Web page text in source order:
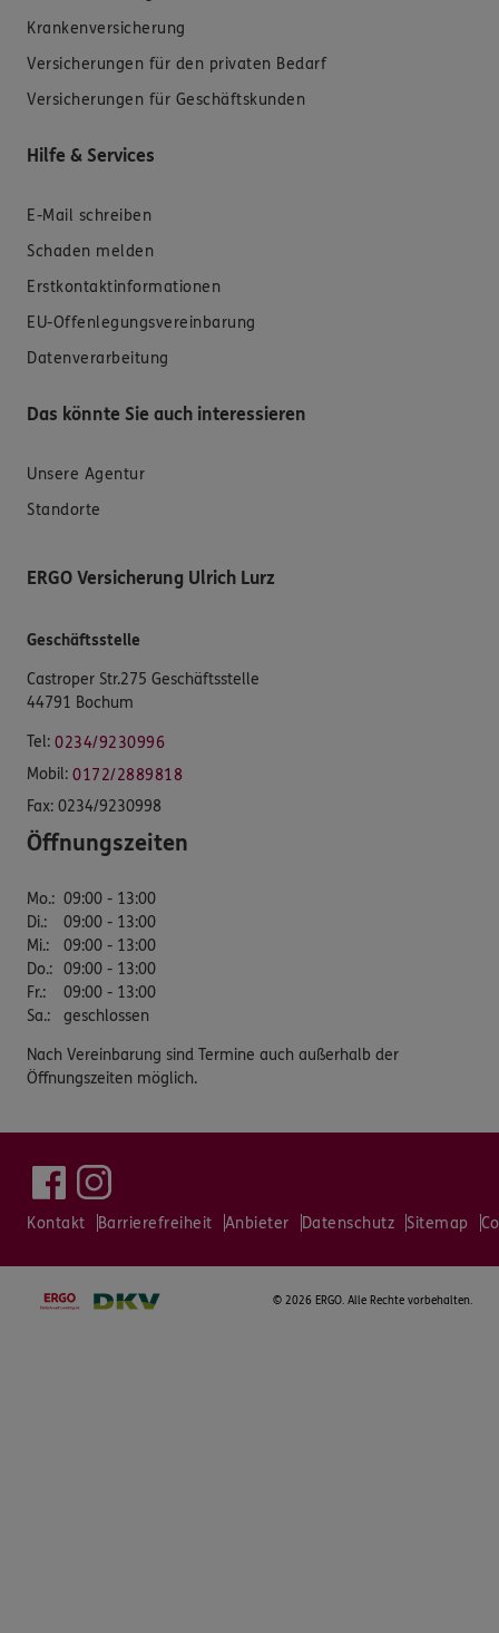
Krankenversicherung
Versicherungen für den privaten Bedarf
Versicherungen für Geschäftskunden
Hilfe & Services
E-Mail schreiben
Schaden melden
Erstkontaktinformationen
EU-Offenlegungsvereinbarung
Datenverarbeitung
Das könnte Sie auch interessieren
Unsere Agentur
Standorte
ERGO Versicherung Ulrich Lurz
Geschäftsstelle
Castroper Str.275 Geschäftsstelle
44791 Bochum
Tel: 0234/9230996
Mobil: 0172/2889818
Fax: 0234/9230998
Öffnungszeiten
Mo.: 09:00 - 13:00
Di.:
09:00 - 13:00
Mi.:
09:00 - 13:00
Do.: 09:00 - 13:00
Fr.:
09:00 - 13:00
Sa.: geschlossen
Nach Vereinbarung sind Termine auch außerhalb der
Öffnungszeiten möglich.
Kontakt Barrierefreiheit Anbieter Datenschutz Sitemap
© 2026 ERGO. Alle Rechte vorbehalten.